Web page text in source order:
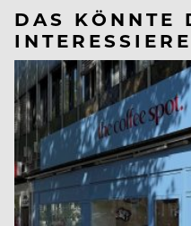
DAS KÖNNTE